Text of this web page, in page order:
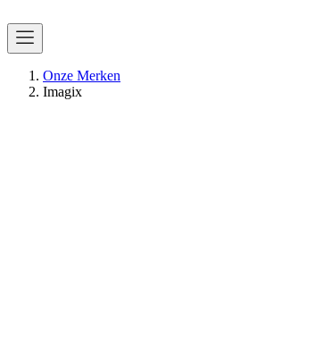
Onze Merken
Imagix